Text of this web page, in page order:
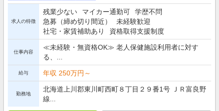
求人の特徴
残業少ない マイカー通勤可
学歴不問
急募（締め切り間近）
未経験歓迎
社宅・家賃補助あり
資格取得支援制度
仕事内容
≪未経験・無資格OK≫ 老人保健施設利用者に対す
る、...
給与 年収 250万円～
勤務地
北海道上川郡東川町西町８丁目２９番1号 ＪＲ富良野
線...